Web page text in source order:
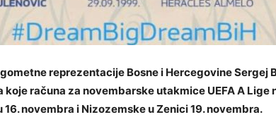
reprezentacije Bosne i Hercegovine Sergej
koje računa za novembarske utakmice UEFA A Lige
novembra i Nizozemske u Zenici 19. novembra.